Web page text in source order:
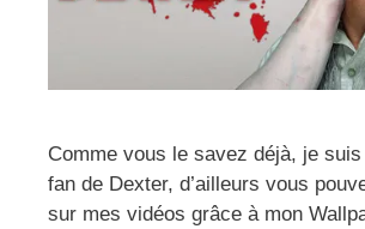
Comme vous le savez déjà, je
fan de Dexter, d’ailleurs vous
sur mes vidéos grâce à mon